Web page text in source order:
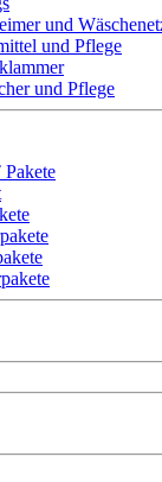
und
und Pflege
und Pflege